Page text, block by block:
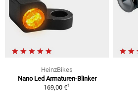
HeinzBikes
Nano Led Armaturen-Blinker
169,00 €1